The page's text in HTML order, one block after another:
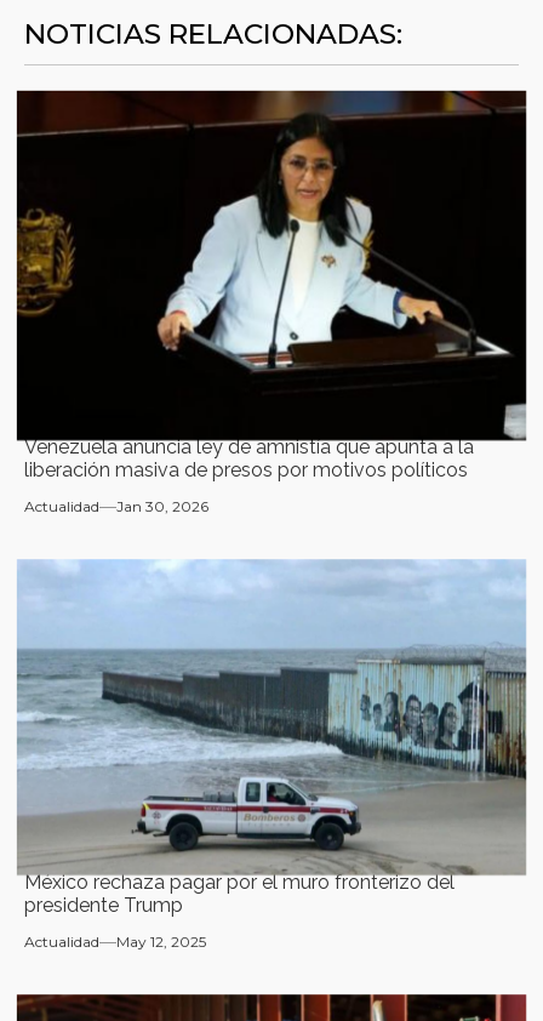
NOTICIAS RELACIONADAS:
Venezuela anuncia ley de amnistía que apunta a la
liberación masiva de presos por motivos políticos
Actualidad Jan 30, 2026
México rechaza pagar por el muro fronterizo del
presidente Trump
Actualidad May 12, 2025